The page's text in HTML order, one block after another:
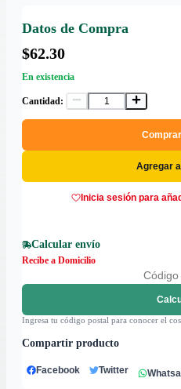
Datos de Compra
$62.30
En existencia
Cantidad:
Agregar
Inicia sesión para
Calcular envío
Recibe a Domicilio
Ingresa tu código postal para conocer el
Compartir producto
Facebook Twitter